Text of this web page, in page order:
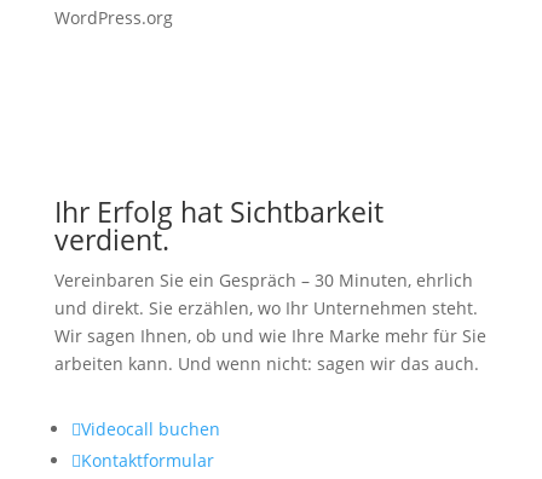
WordPress.org
Ihr Erfolg hat Sichtbarkeit
verdient.
Vereinbaren Sie ein Gespräch – 30 Minuten, ehrlich
und direkt. Sie erzählen, wo Ihr Unternehmen steht.
Wir sagen Ihnen, ob und wie Ihre Marke mehr für Sie
arbeiten kann. Und wenn nicht: sagen wir das auch.
Videocall buchen
Kontaktformular